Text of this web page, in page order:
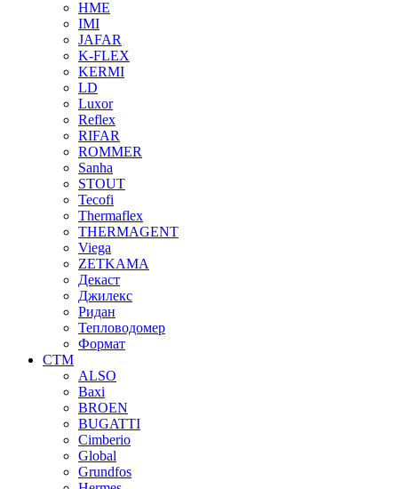
HME
IMI
JAFAR
K-FLEX
KERMI
LD
Luxor
Reflex
RIFAR
ROMMER
Sanha
STOUT
Tecofi
Thermaflex
THERMAGENT
Viega
ZETKAMA
Декаст
Джилекс
Ридан
Тепловодомер
Формат
СТМ
ALSO
Baxi
BROEN
BUGATTI
Cimberio
Global
Grundfos